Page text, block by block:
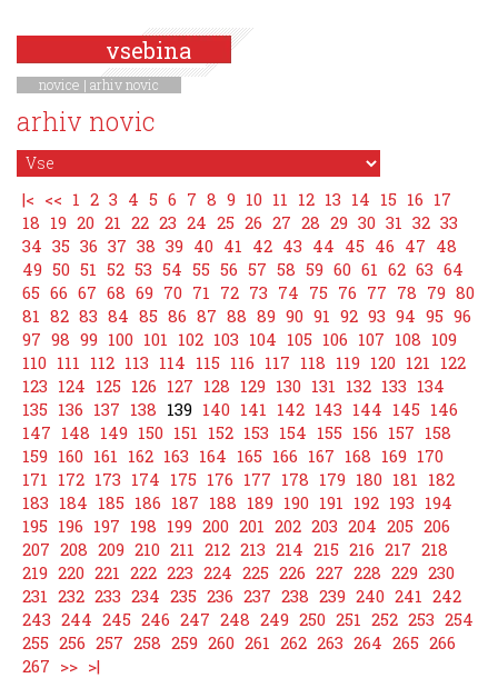
vsebina
novice | arhiv novic
arhiv novic
|< << 1 2 3 4 5 6 7 8 9 10 11 12 13 14 15 16 17
18 19 20 21 22 23 24 25 26 27 28 29 30 31 32 33
34 35 36 37 38 39 40 41 42 43 44 45 46 47 48
49 50 51 52 53 54 55 56 57 58 59 60 61 62 63 64
65 66 67 68 69 70 71 72 73 74 75 76 77 78 79 80
81 82 83 84 85 86 87 88 89 90 91 92 93 94 95 96
97 98 99 100 101 102 103 104 105 106 107 108 109
110 111 112 113 114 115 116 117 118 119 120 121 122
123 124 125 126 127 128 129 130 131 132 133 134
135 136 137 138 139 140 141 142 143 144 145 146
147 148 149 150 151 152 153 154 155 156 157 158
159 160 161 162 163 164 165 166 167 168 169 170
171 172 173 174 175 176 177 178 179 180 181 182
183 184 185 186 187 188 189 190 191 192 193 194
195 196 197 198 199 200 201 202 203 204 205 206
207 208 209 210 211 212 213 214 215 216 217 218
219 220 221 222 223 224 225 226 227 228 229 230
231 232 233 234 235 236 237 238 239 240 241 242
243 244 245 246 247 248 249 250 251 252 253 254
255 256 257 258 259 260 261 262 263 264 265 266
267 >> >|